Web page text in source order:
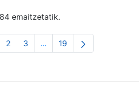
emaitzetatik.
Orrialdea
2 Orrialdea
3 ...Intermediate Pages Use
Orrialdea
19